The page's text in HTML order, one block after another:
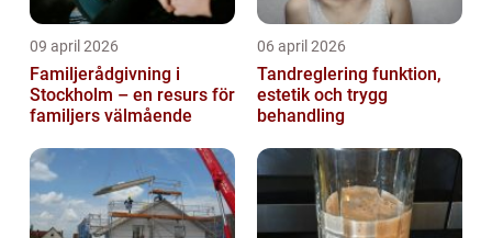
09 april 2026
Familjerådgivning i
Stockholm – en resurs för
familjers välmående
06 april 2026
Tandreglering funktion,
estetik och trygg
behandling